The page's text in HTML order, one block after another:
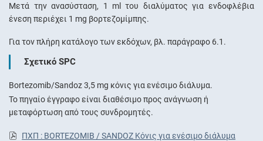
Μετά την ανασύσταση, 1 ml του διαλύματος για ενδοφλέβια
ένεση περιέχει 1 mg βορτεζομίμπης.
Για τον πλήρη κατάλογο των εκδόχων, βλ. παράγραφο 6.1.
Σχετικό SPC
Bortezomib/Sandoz 3,5 mg κόνις για ενέσιμο διάλυμα.
Το πηγαίο έγγραφο είναι διαθέσιμο προς ανάγνωση ή
μεταφόρτωση από τους συνδρομητές.
ΠΧΠ : BORTEZOMIB / SANDOZ Κόνις για ενέσιμο διάλυμα